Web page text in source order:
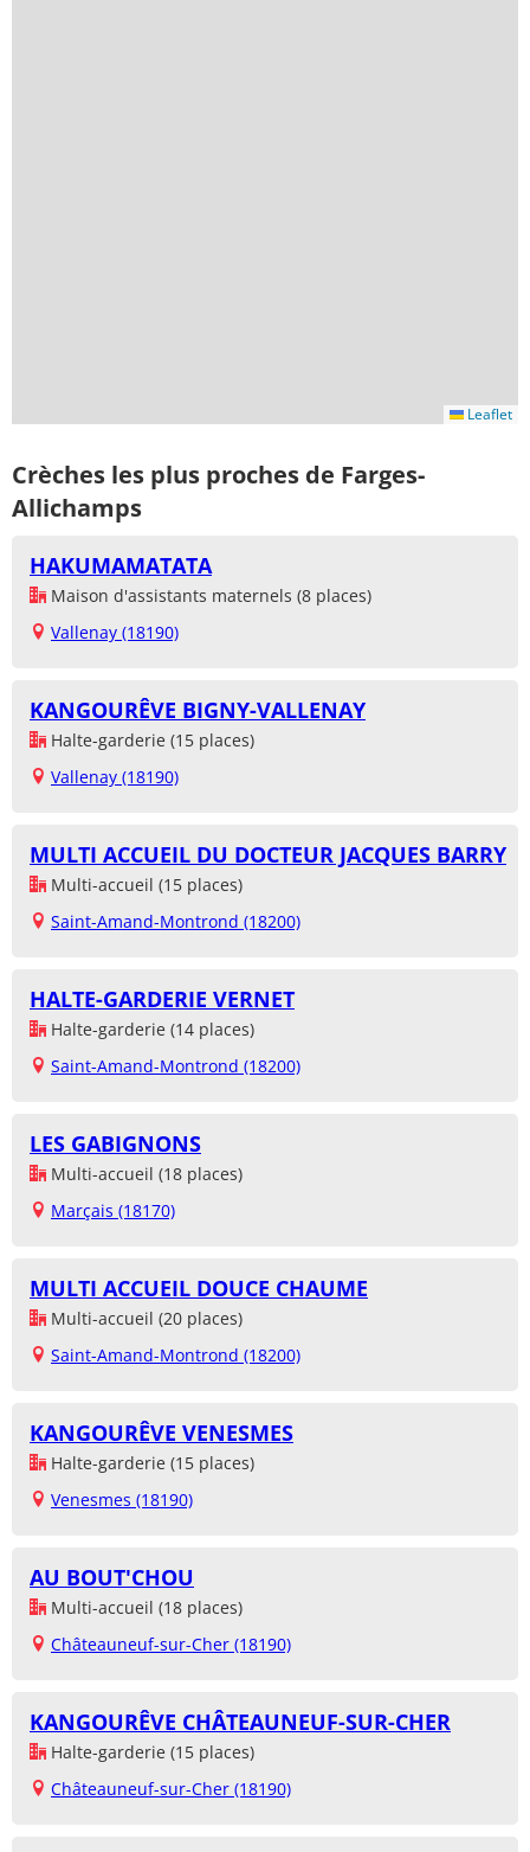
Leaflet
Crèches les plus proches de Farges-
Allichamps
HAKUMAMATATA
Maison d'assistants maternels (8 places)
Vallenay (18190)
KANGOURÊVE BIGNY-VALLENAY
Halte-garderie (15 places)
Vallenay (18190)
MULTI ACCUEIL DU DOCTEUR JACQUES BARRY
Multi-accueil (15 places)
Saint-Amand-Montrond (18200)
HALTE-GARDERIE VERNET
Halte-garderie (14 places)
Saint-Amand-Montrond (18200)
LES GABIGNONS
Multi-accueil (18 places)
Marçais (18170)
MULTI ACCUEIL DOUCE CHAUME
Multi-accueil (20 places)
Saint-Amand-Montrond (18200)
KANGOURÊVE VENESMES
Halte-garderie (15 places)
Venesmes (18190)
AU BOUT'CHOU
Multi-accueil (18 places)
Châteauneuf-sur-Cher (18190)
KANGOURÊVE CHÂTEAUNEUF-SUR-CHER
Halte-garderie (15 places)
Châteauneuf-sur-Cher (18190)